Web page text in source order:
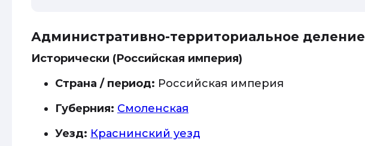
Административно-территориальное деление
Исторически (Российская империя)
Страна / период: Российская империя
Губерния: Смоленская
Уезд: Краснинский уезд